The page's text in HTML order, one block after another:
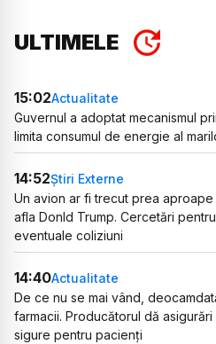
ULTIMELE
15:02Actualitate
Guvernul a adoptat mecanismul
limita consumul de energie al
14:52Știri Externe
Un avion ar fi trecut prea
afla Donld Trump. Cercetări
eventuale coliziuni
14:40Actualitate
De ce nu se mai vând,
farmacii. Producătorul dă
sigure pentru pacienți